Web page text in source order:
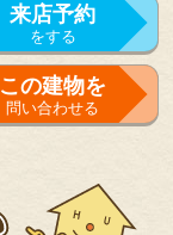
来店予約
をする
来店予約
をする
この建物を
問い合わせる